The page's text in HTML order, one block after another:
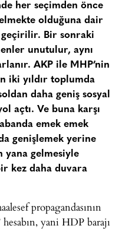
her seçimden önce
olduğuna dair
geçirilir. Bir sonraki
unutulur, aynı
AKP ile MHP’nin
iki yıldır toplumda
daha geniş sosyal
açtı. Ve buna karşı
emek emek
genişlemek yerine
yana gelmesiyle
kez daha duvara
propagandasının
yani HDP barajı